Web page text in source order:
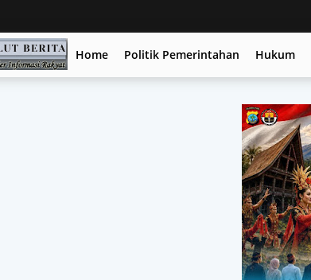
Home Politik Pemerintahan Hukum